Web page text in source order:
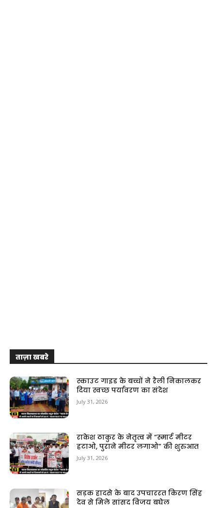
ताज़ा खबरे
स्काउट गाइड के बच्चों ने रैली निकालकर
दिया स्वच्छ पर्यावरण का संदेश
July 31, 2026
राकेश ठाकुर के नेतृत्व में “स्मार्ट मीटर
हटाओ, पुराने मीटर लगाओ” की शुरुआत
July 31, 2026
सड़क हादसे के बाद उपचाररत किरण सिंह
देव से मिले सांसद विजय बघेल